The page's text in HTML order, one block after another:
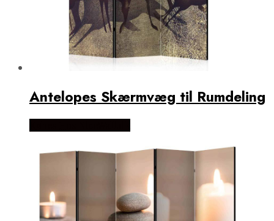
Antelopes Skærmvæg til Rumdeling